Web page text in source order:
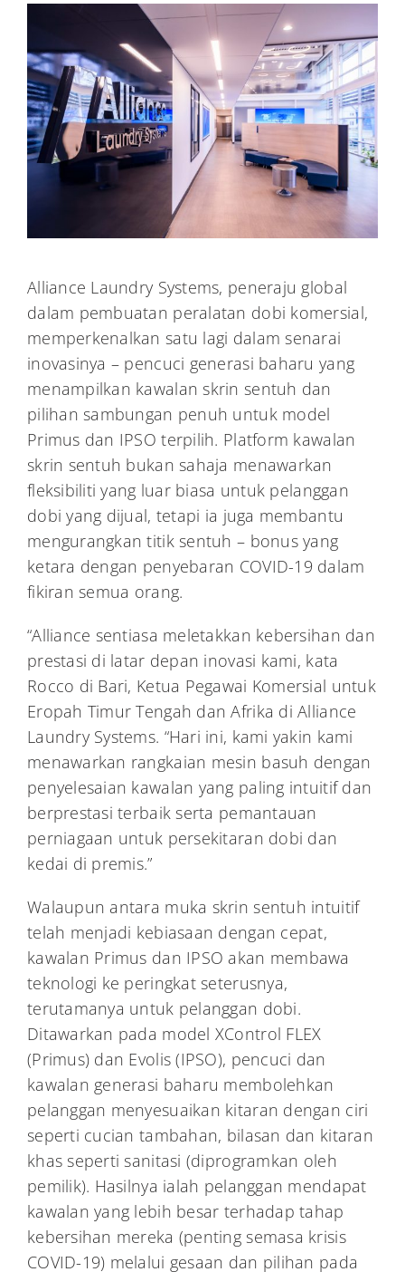
Alliance Laundry Systems, peneraju global
dalam pembuatan peralatan dobi komersial,
memperkenalkan satu lagi dalam senarai
inovasinya – pencuci generasi baharu yang
menampilkan kawalan skrin sentuh dan
pilihan sambungan penuh untuk model
Primus dan IPSO terpilih. Platform kawalan
skrin sentuh bukan sahaja menawarkan
fleksibiliti yang luar biasa untuk pelanggan
dobi yang dijual, tetapi ia juga membantu
mengurangkan titik sentuh – bonus yang
ketara dengan penyebaran COVID-19 dalam
fikiran semua orang.
“Alliance sentiasa meletakkan kebersihan dan
prestasi di latar depan inovasi kami, kata
Rocco di Bari, Ketua Pegawai Komersial untuk
Eropah Timur Tengah dan Afrika di Alliance
Laundry Systems. “Hari ini, kami yakin kami
menawarkan rangkaian mesin basuh dengan
penyelesaian kawalan yang paling intuitif dan
berprestasi terbaik serta pemantauan
perniagaan untuk persekitaran dobi dan
kedai di premis.”
Walaupun antara muka skrin sentuh intuitif
telah menjadi kebiasaan dengan cepat,
kawalan Primus dan IPSO akan membawa
teknologi ke peringkat seterusnya,
terutamanya untuk pelanggan dobi.
Ditawarkan pada model XControl FLEX
(Primus) dan Evolis (IPSO), pencuci dan
kawalan generasi baharu membolehkan
pelanggan menyesuaikan kitaran dengan ciri
seperti cucian tambahan, bilasan dan kitaran
khas seperti sanitasi (diprogramkan oleh
pemilik). Hasilnya ialah pelanggan mendapat
kawalan yang lebih besar terhadap tahap
kebersihan mereka (penting semasa krisis
COVID-19) melalui gesaan dan pilihan pada